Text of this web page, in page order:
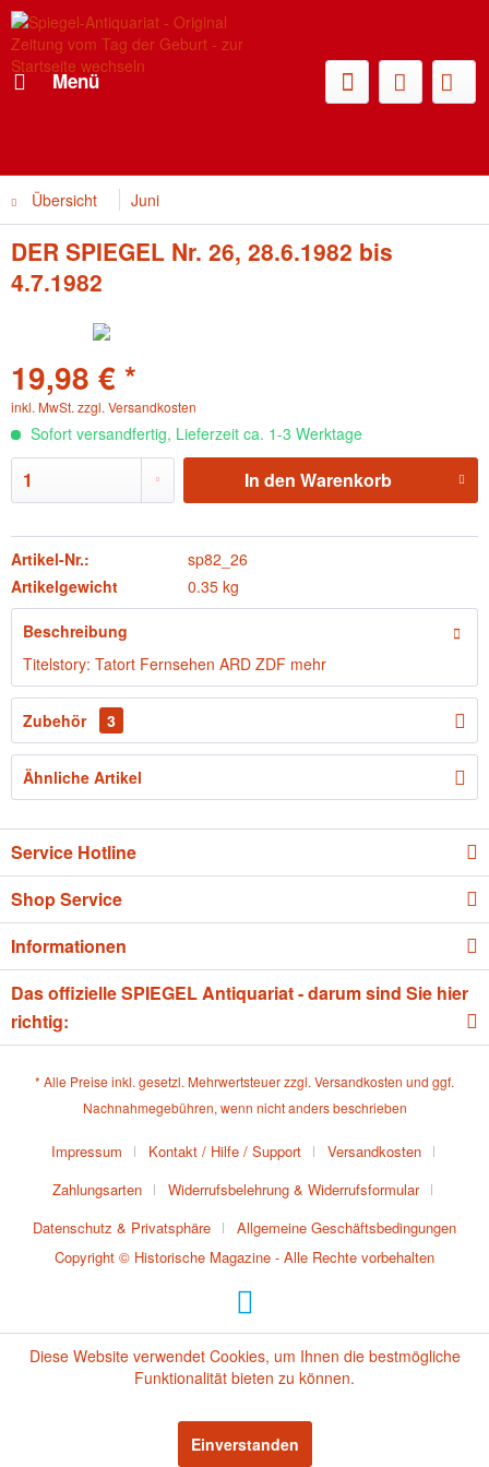
Menü
Übersicht Juni
DER SPIEGEL Nr. 26, 28.6.1982 bis
4.7.1982
19,98 € *
inkl. MwSt. zzgl. Versandkosten
Sofort versandfertig, Lieferzeit ca. 1-3 Werktage
In den Warenkorb
Artikel-Nr.:
sp82_26
Artikelgewicht
0.35 kg
Beschreibung
Titelstory: Tatort Fernsehen ARD ZDF mehr
Zubehör 3
Ähnliche Artikel
Service Hotline
Shop Service
Informationen
Das offizielle SPIEGEL Antiquariat - darum sind Sie hier
richtig:
* Alle Preise inkl. gesetzl. Mehrwertsteuer zzgl. Versandkosten und ggf.
Nachnahmegebühren, wenn nicht anders beschrieben
Impressum Kontakt / Hilfe / Support
Versandkosten
Zahlungsarten
Widerrufsbelehrung & Widerrufsformular
Datenschutz & Privatsphäre
Allgemeine Geschäftsbedingungen
Copyright © Historische Magazine - Alle Rechte vorbehalten
Diese Website verwendet Cookies, um Ihnen die bestmögliche
Funktionalität bieten zu können.
Einverstanden